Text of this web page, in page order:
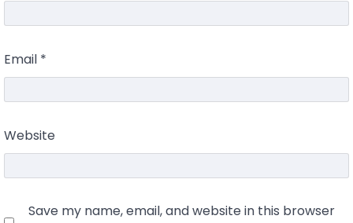
Email *
Website
Save my name, email, and website in this browser